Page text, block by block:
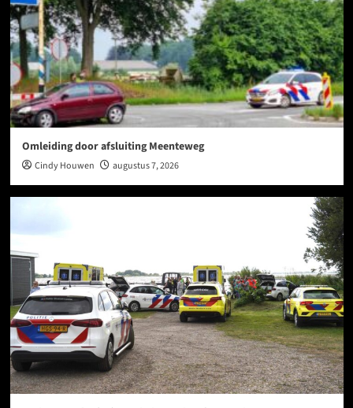
Omleiding door afsluiting Meenteweg
Cindy Houwen augustus 7, 2026